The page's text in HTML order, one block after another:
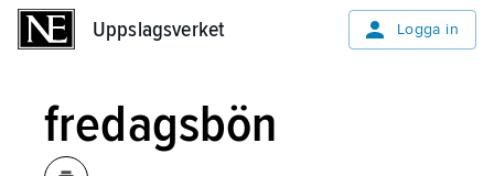
Uppslagsverket Logga in
fredagsbön